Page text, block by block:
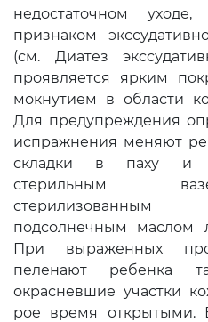
недостаточном
признаком
(см. Диатез
проявляется ярким
мокнутием в области
Для предупреждения
испражнения меняют
складки в паху и
стерильным
стерилизованным
подсолнечным маслом
При выраженных
пеленают ребенка
окрасневшие участки
рое время открытыми.